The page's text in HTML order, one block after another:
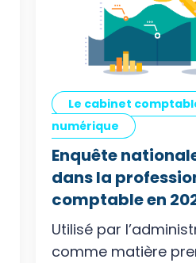
Le cabinet
numérique
Enquête nationale
dans la
comptable en
Utilisé par
comme matière